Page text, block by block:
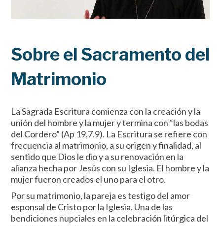
Sobre el Sacramento del
Matrimonio
La Sagrada Escritura comienza con la creación y la
unión del hombre y la mujer y termina con “las bodas
del Cordero” (Ap 19,7.9). La Escritura se refiere con
frecuencia al matrimonio, a su origen y finalidad, al
sentido que Dios le dio y a su renovación en la
alianza hecha por Jesús con su Iglesia. El hombre y la
mujer fueron creados el uno para el otro.
Por su matrimonio, la pareja es testigo del amor
esponsal de Cristo por la Iglesia. Una de las
bendiciones nupciales en la celebración litúrgica del